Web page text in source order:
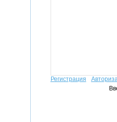
Регистрация